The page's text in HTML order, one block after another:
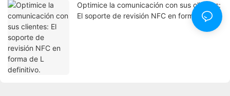
Optimice la comunicación con sus clientes:
El soporte de revisión NFC en forma de L